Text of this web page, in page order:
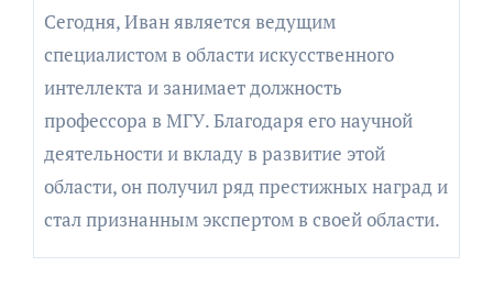
Сегодня, Иван является ведущим
специалистом в области искусственного
интеллекта и занимает должность
профессора в МГУ. Благодаря его научной
деятельности и вкладу в развитие этой
области, он получил ряд престижных наград и
стал признанным экспертом в своей области.